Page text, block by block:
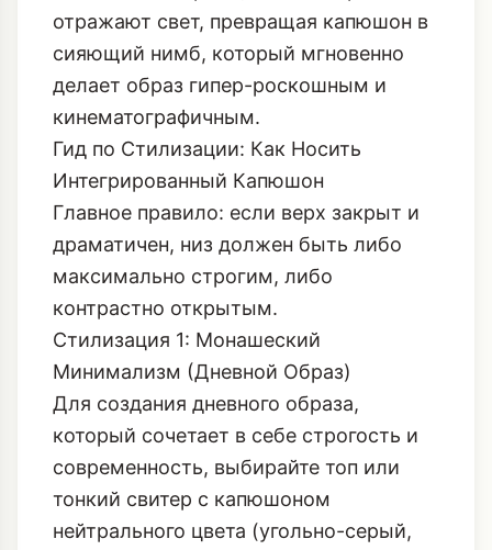
отражают свет, превращая капюшон в
сияющий нимб, который мгновенно
делает образ гипер-роскошным и
кинематографичным.
Гид по Стилизации: Как Носить
Интегрированный Капюшон
Главное правило: если верх закрыт и
драматичен, низ должен быть либо
максимально строгим, либо
контрастно открытым.
Стилизация 1: Монашеский
Минимализм (Дневной Образ)
Для создания дневного образа,
который сочетает в себе строгость и
современность, выбирайте топ или
тонкий свитер с капюшоном
нейтрального цвета (угольно-серый,